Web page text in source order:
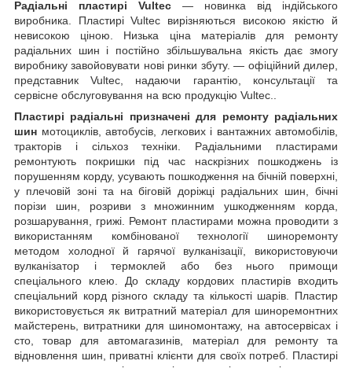
Радіальні пластирі Vultec — новинка від індійського
виробника. Пластирі Vultec вирізняються високою якістю й
невисокою ціною. Низька ціна матеріалів для ремонту
радіальних шин і постійно збільшувальна якість дає змогу
виробнику завойовувати нові ринки збуту. — офіційний дилер,
представник Vultec, надаючи гарантію, консультації та
сервісне обслуговування на всю продукцію Vultec..
Пластирі радіальні призначені для ремонту радіальних
шин мотоциклів, автобусів, легкових і вантажних автомобілів,
тракторів і сільхоз техніки. Радіальними пластирами
ремонтують покришки під час наскрізних пошкоджень із
порушенням корду, усувають пошкодження на бічній поверхні,
у плечовій зоні та на біговій доріжці радіальних шин, бічні
порізи шин, розриви з множинним ушкодженням корда,
розшарування, грижі. Ремонт пластирами можна проводити з
використанням комбінованої технології шиноремонту
методом холодної й гарячої вулканізації, використовуючи
вулканізатор і термоклей або без нього примощи
спеціального клею. До складу кордових пластирів входить
спеціальний корд різного складу та кількості шарів. Пластир
використовується як витратний матеріал для шиноремонтних
майстерень, витратники для шиномонтажу, на автосервісах і
сто, товар для автомагазинів, матеріал для ремонту та
відновлення шин, приватні клієнти для своїх потреб. Пластирі